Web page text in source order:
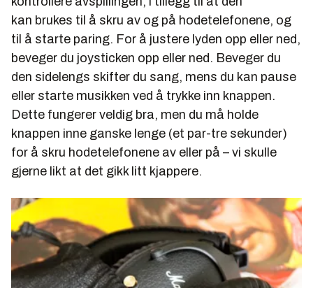
kan brukes til å skru av og på hodetelefonene, og
til å starte paring. For å justere lyden opp eller ned,
beveger du joysticken opp eller ned. Beveger du
den sidelengs skifter du sang, mens du kan pause
eller starte musikken ved å trykke inn knappen.
Dette fungerer veldig bra, men du må holde
knappen inne ganske lenge (et par-tre sekunder)
for å skru hodetelefonene av eller på – vi skulle
gjerne likt at det gikk litt kjappere.